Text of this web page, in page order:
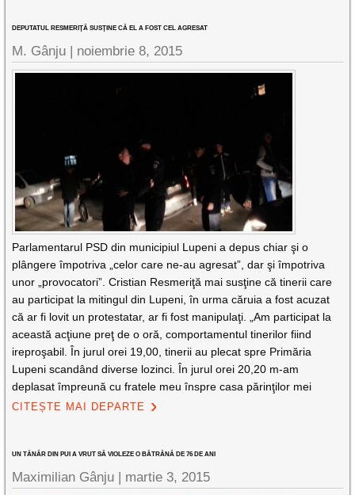
DEPUTATUL RESMERIŢĂ SUSŢINE CĂ EL A FOST CEL AGRESAT
M. Gânju | noiembrie 8, 2015
Parlamentarul PSD din municipiul Lupeni a depus chiar şi o
plângere împotriva „celor care ne-au agresat”, dar şi împotriva
unor „provocatori”. Cristian Resmeriţă mai susţine că tinerii care
au participat la mitingul din Lupeni, în urma căruia a fost acuzat
că ar fi lovit un protestatar, ar fi fost manipulaţi. „Am participat la
această acţiune preţ de o oră, comportamentul tinerilor fiind
ireproşabil. În jurul orei 19,00, tinerii au plecat spre Primăria
Lupeni scandând diverse lozinci. În jurul orei 20,20 m-am
deplasat împreună cu fratele meu înspre casa părinţilor mei
CITEȘTE MAI DEPARTE
UN TÂNĂR DIN PUI A VRUT SĂ VIOLEZE O BĂTRÂNĂ DE 76 DE ANI
Maximilian Gânju | martie 3, 2015